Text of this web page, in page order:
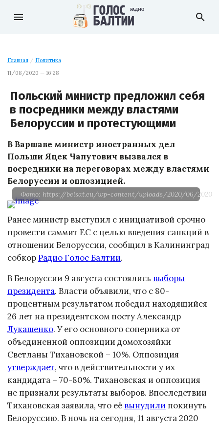
menu search
Главная / Политика
11/08/2020 — 16:28
Польский министр предложил себя
в посредники между властями
Белоруссии и протестующими
В Варшаве министр иностранных дел
Польши Яцек Чапутович вызвался в
посредники на переговорах между властями
Белоруссии и оппозицией.
Фото: https://belsat.eu/wp-content/uploads/2020/06/
Ранее министр выступил с инициативой срочно
провести саммит ЕС с целью введения санкций в
отношении Белоруссии, сообщил в Калининград
собкорРадио Голос Балтии.
В Белоруссии 9 августа состоялись выборы
президента. Власти объявили, что с 80-
процентным результатом победил находящийся
26 лет на президентском посту Александр
Лукашенко. У его основного соперника от
объединенной оппозиции домохозяйки
Светланы Тихановской – 10%. Оппозиция
утверждает, что в действительности у их
кандидата – 70-80%. Тихановская и оппозиция
не признали результаты выборов. Впоследствии
Тихановская заявила, что её вынудили покинуть
Белоруссию. В ночь на сегодня, 11 августа 2020